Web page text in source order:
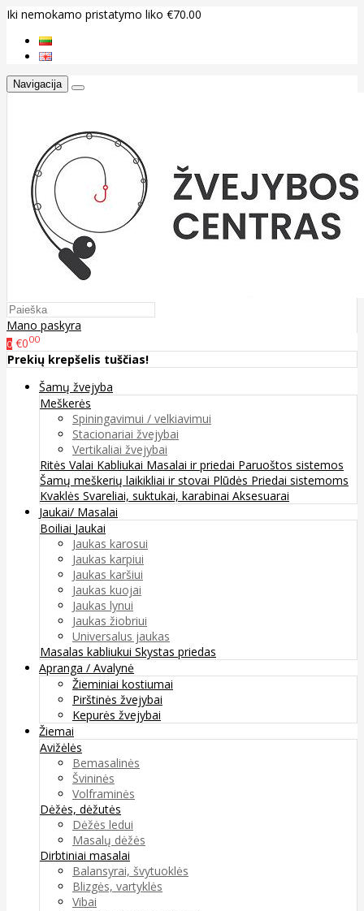
Iki nemokamo pristatymo liko €70.00
Navigacija
Mano paskyra
0 €000
Prekių krepšelis tuščias!
Šamų žvejyba
Meškerės
Spiningavimui / velkiavimui
Stacionariai žvejybai
Vertikaliai žvejybai
Ritės Valai Kabliukai Masalai ir priedai Paruoštos sistemos
Šamų meškerių laikikliai ir stovai Plūdės Priedai sistemoms
Kvaklės Svareliai, suktukai, karabinai Aksesuarai
Jaukai/ Masalai
Boiliai Jaukai
Jaukas karosui
Jaukas karpiui
Jaukas karšiui
Jaukas kuojai
Jaukas lynui
Jaukas žiobriui
Universalus jaukas
Masalas kabliukui Skystas priedas
Apranga / Avalynė
Žieminiai kostiumai
Pirštinės žvejybai
Kepurės žvejybai
Žiemai
Avižėlės
Bemasalinės
Švininės
Volframinės
Dėžės, dėžutės
Dėžės ledui
Masalų dėžės
Dirbtiniai masalai
Balansyrai, švytuoklės
Blizgės, vartyklės
Vibai